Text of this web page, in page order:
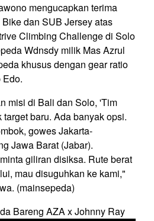
mengucapkan terima
dan SUB Jersey atas
Climbing Challenge di Solo
Wdnsdy milik Mas Azrul
khusus dengan gear ratio
Edo.
misi di Bali dan Solo, 'Tim
baru. Ada banyak opsi.
gowes Jakarta-
Jawa Barat (Jabar).
giliran disiksa. Rute berat
mau disuguhkan ke kami,"
(mainsepeda)
Bareng AZA x Johnny Ray